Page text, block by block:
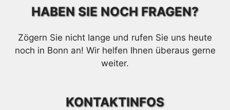
HABEN SIE NOCH FRAGEN?
Zögern Sie nicht lange und rufen Sie uns heute
noch in Bonn an! Wir helfen Ihnen überaus gerne
weiter.
KONTAKTINFOS